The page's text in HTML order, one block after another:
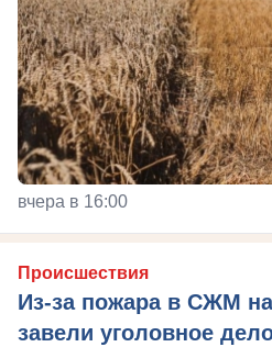
вчера в 16:00
Происшествия
Из-за пожара в СЖМ
завели уголовное